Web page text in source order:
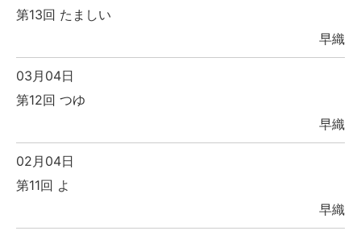
第13回 たましい
早織
03月04日
第12回 つゆ
早織
02月04日
第11回 よ
早織